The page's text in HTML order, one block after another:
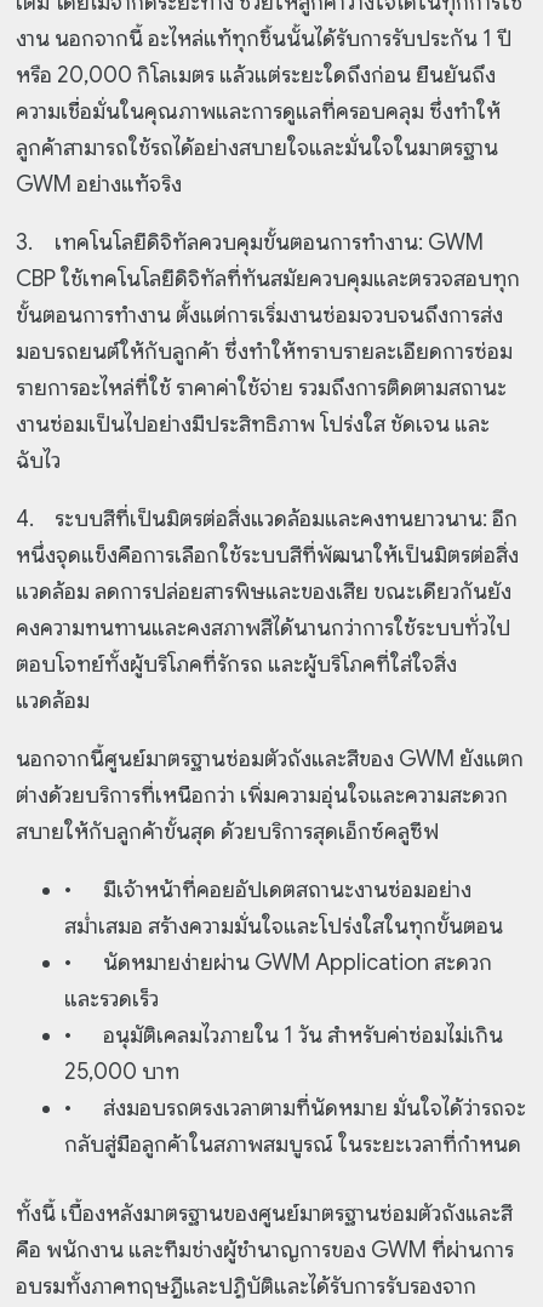
งาน นอกจากนี้ อะไหล่แท้ทุกชิ้นนั้นได้รับการรับประกัน 1 ปี
หรือ 20,000 กิโลเมตร แล้วแต่ระยะใดถึงก่อน ยืนยันถึง
ความเชื่อมั่นในคุณภาพและการดูแลที่ครอบคลุม ซึ่งทำให้
ลูกค้าสามารถใช้รถได้อย่างสบายใจและมั่นใจในมาตรฐาน
GWM อย่างแท้จริง
3.
เทคโนโลยีดิจิทัลควบคุมขั้นตอนการทำงาน: GWM
CBP ใช้เทคโนโลยีดิจิทัลที่ทันสมัยควบคุมและตรวจสอบทุก
ขั้นตอนการทำงาน ตั้งแต่การเริ่มงานซ่อมจวบจนถึงการส่ง
มอบรถยนต์ให้กับลูกค้า ซึ่งทำให้ทราบรายละเอียดการซ่อม
รายการอะไหล่ที่ใช้ ราคาค่าใช้จ่าย รวมถึงการติดตามสถานะ
งานซ่อมเป็นไปอย่างมีประสิทธิภาพ โปร่งใส ชัดเจน และ
ฉับไว
4.
ระบบสีที่เป็นมิตรต่อสิ่งแวดล้อมและคงทนยาวนาน: อีก
หนึ่งจุดแข็งคือการเลือกใช้ระบบสีที่พัฒนาให้เป็นมิตรต่อสิ่ง
แวดล้อม ลดการปล่อยสารพิษและของเสีย ขณะเดียวกันยัง
คงความทนทานและคงสภาพสีได้นานกว่าการใช้ระบบทั่วไป
ตอบโจทย์ทั้งผู้บริโภคที่รักรถ และผู้บริโภคที่ใส่ใจสิ่ง
แวดล้อม
นอกจากนี้ศูนย์มาตรฐานซ่อมตัวถังและสีของ GWM ยังแตก
ต่างด้วยบริการที่เหนือกว่า เพิ่มความอุ่นใจและความสะดวก
สบายให้กับลูกค้าขั้นสุด ด้วยบริการสุดเอ็กซ์คลูซีฟ
•
มีเจ้าหน้าที่คอยอัปเดตสถานะงานซ่อมอย่าง
สม่ำเสมอ สร้างความมั่นใจและโปร่งใสในทุกขั้นตอน
•
นัดหมายง่ายผ่าน GWM Application สะดวก
และรวดเร็ว
•
อนุมัติเคลมไวภายใน 1 วัน สำหรับค่าซ่อมไม่เกิน
25,000 บาท
•
ส่งมอบรถตรงเวลาตามที่นัดหมาย มั่นใจได้ว่ารถจะ
กลับสู่มือลูกค้าในสภาพสมบูรณ์ ในระยะเวลาที่กำหนด
ทั้งนี้ เบื้องหลังมาตรฐานของศูนย์มาตรฐานซ่อมตัวถังและสี
คือ พนักงาน และทีมช่างผู้ชำนาญการของ GWM ที่ผ่านการ
อบรมทั้งภาคทฤษฎีและปฏิบัติและได้รับการรับรองจาก